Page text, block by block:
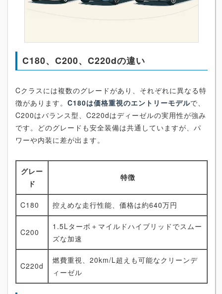
C180、C200、C220dの違い
Cクラスには複数のグレードがあり、それぞれに異なる特
徴があります。 C180は価格重視のエントリーモデルで、
C200はバランス型、C220dはディーゼルの実用性が強み
です。どのグレードも安全装備は共通していますが、パ
ワーや内装に差が出ます。
グレー
ド
特徴
C180 控えめな走行性能、価格は約640万円
C200
1.5Lターボ＋マイルドハイブリッドでスムー
ズな加速
C220d
燃費重視、20km/L超えも可能なクリーンデ
ィーゼル